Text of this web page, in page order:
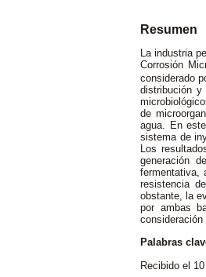
Resumen
La industria
Corrosión
considerado
distribución y
de
agua. En
sistema de
Los
generación
fermentativa,
resistencia
obstante, la
por ambas
Palabras
Recibido el